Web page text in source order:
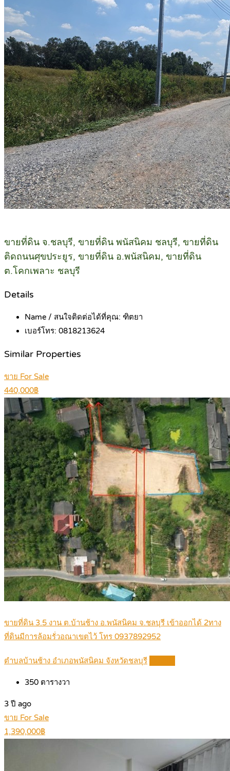
ขายที่ดิน จ.ชลบุรี, ขายที่ดิน พนัสนิคม ชลบุรี, ขายที่ดิน
ติดถนนศุขประยูร, ขายที่ดิน อ.พนัสนิคม, ขายที่ดิน
ต.โคกเพลาะ ชลบุรี
Details
Name / สนใจติดต่อได้ที่คุณ: ฑิตยา
เบอร์โทร: 0818213624
Similar Properties
ขาย For Sale
440,000฿
ขายที่ดิน 3.5 งาน ต.บ้านช้าง อ.พนัสนิคม จ.ชลบุรี เข้าออกได้ 2ทาง
ที่ดินมีการล้อมรั่วอณาเขตไว้ โทร 0937892952
ตำบลบ้านช้าง อำเภอพนัสนิคม จังหวัดชลบุรี
350 ตารางวา
3 ปี ago
ขาย For Sale
1,390,000฿